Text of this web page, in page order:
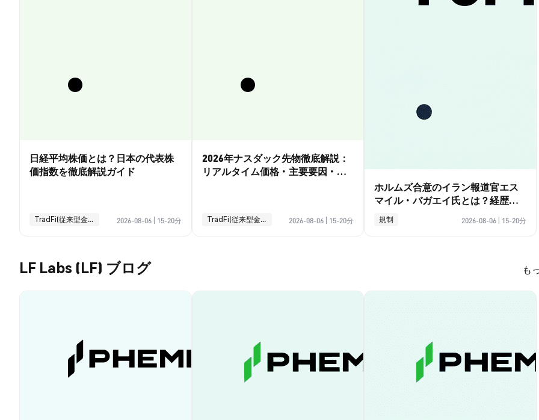
日経平均株価とは？日本の代表株
価指数を徹底解説ガイド
TradFi(従来型金融) 2026-08-06 15-20分
2026年ナスダック先物徹底解説：
リアルタイム価格・主要要因・取
TradFi(従来型金融) 2026-08-06 15-20分
ホルムズ合意のイラン報道官エス
マイル・バガエイ氏とは？経歴ガ
イド
規制 2026-08-06 15-20分
LF Labs (LF) ブログ も